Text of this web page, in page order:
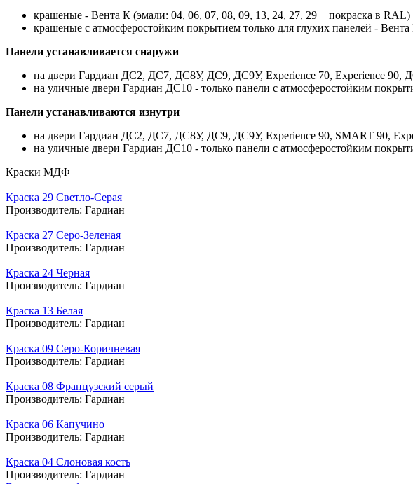
крашеные - Вента К (эмали: 04, 06, 07, 08, 09, 13, 24, 27, 29 + покраска в RAL)
крашеные с атмосферостойким покрытием только для глухих панелей -
Панели устанавливается снаружи
на двери Гардиан ДС2, ДС7, ДС8У, ДС9, ДС9У, Experience 70, Experience 90,
на уличные двери Гардиан ДС10 - только панели с атмосферостойким
Панели устанавливаются изнутри
на двери Гардиан ДС2, ДС7, ДС8У, ДС9, ДС9У, Experience 90, SMART 90,
на уличные двери Гардиан ДС10 - только панели с атмосферостойким
Краски МДФ
Краска 29 Светло-Серая
Производитель: Гардиан
Краска 27 Серо-Зеленая
Производитель: Гардиан
Краска 24 Черная
Производитель: Гардиан
Краска 13 Белая
Производитель: Гардиан
Краска 09 Серо-Коричневая
Производитель: Гардиан
Краска 08 Французский серый
Производитель: Гардиан
Краска 06 Капучино
Производитель: Гардиан
Краска 04 Слоновая кость
Производитель: Гардиан